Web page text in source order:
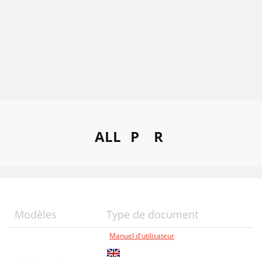
ALL P R
Modèles Type de document
Manuel d'utilisateur